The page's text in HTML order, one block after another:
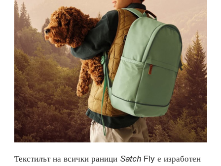
Текстилът на всички раници Satch Fly е изработен